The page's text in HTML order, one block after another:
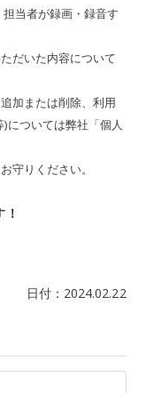
当者が録画・録音す
だいた内容について
加または削除、利用
については弊社「個人
守りください。
日付： 2024.02.22